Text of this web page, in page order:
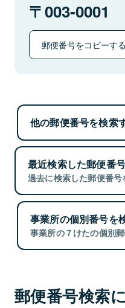
003-0001
郵便番号をコピーする
他の郵便番号を検索
最近検索した郵便番号
過去に検索した郵便番号
事業所の個別番号を
事業所の７けたの個別
郵便番号検索